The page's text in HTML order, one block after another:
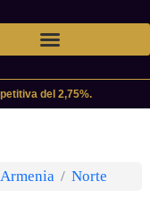
del 2,75%.
Armenia Norte